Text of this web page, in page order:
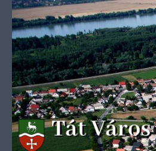
Skip to content